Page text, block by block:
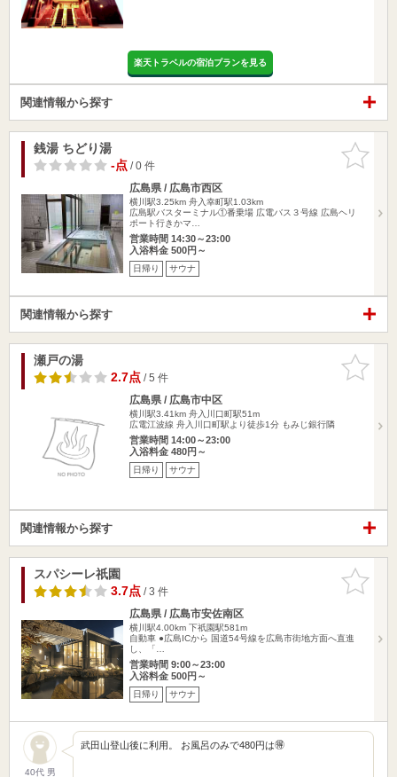
楽天トラベルの宿泊プランを見る
関連情報から探す
お気に入
りに追加
銭湯 ちどり湯
-点/ 0 件
広島県 / 広島市西区
横川駅3.25km 舟入幸町駅1.03km
広島駅バスターミナル①番乗場 広電バス３号線 広島ヘリ
ポート行きかマ…
営業時間 14:30～23:00
入浴料金 500円～
日帰り サウナ
関連情報から探す
お気に入
りに追加
瀬戸の湯
2.7点/ 5 件
広島県 / 広島市中区
横川駅3.41km 舟入川口町駅51m
広電江波線 舟入川口町駅より徒歩1分 もみじ銀行隣
営業時間 14:00～23:00
入浴料金 480円～
日帰り サウナ
関連情報から探す
お気に入
りに追加
スパシーレ祇園
3.7点/ 3 件
広島県 / 広島市安佐南区
横川駅4.00km 下祇園駅581m
自動車 ●広島ICから 国道54号線を広島市街地方面へ直進
し、「…
営業時間 9:00～23:00
入浴料金 500円～
日帰り サウナ
40代 男
武田山登山後に利用。 お風呂のみで480円は🉐